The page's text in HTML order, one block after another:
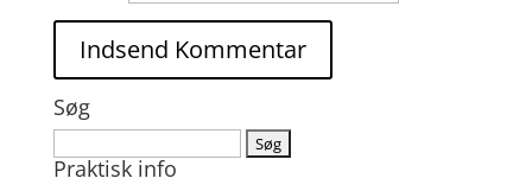
Søg
efter:
Praktisk info